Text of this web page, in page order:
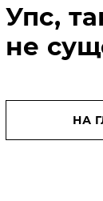
Упс,
не
НА